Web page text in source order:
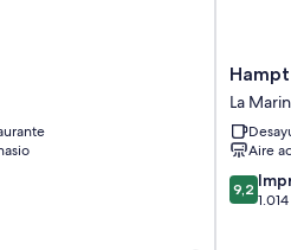
by
Hilton
Fira
Gran
Via
La
Aire
9.2
sobre
9,2